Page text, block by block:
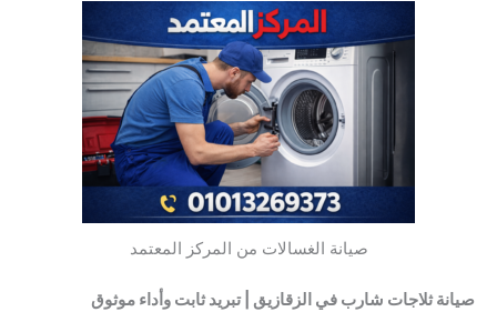
صيانة الغسالات من المركز المعتمد
صيانة ثلاجات شارب في الزقازيق | تبريد ثابت وأداء موثوق